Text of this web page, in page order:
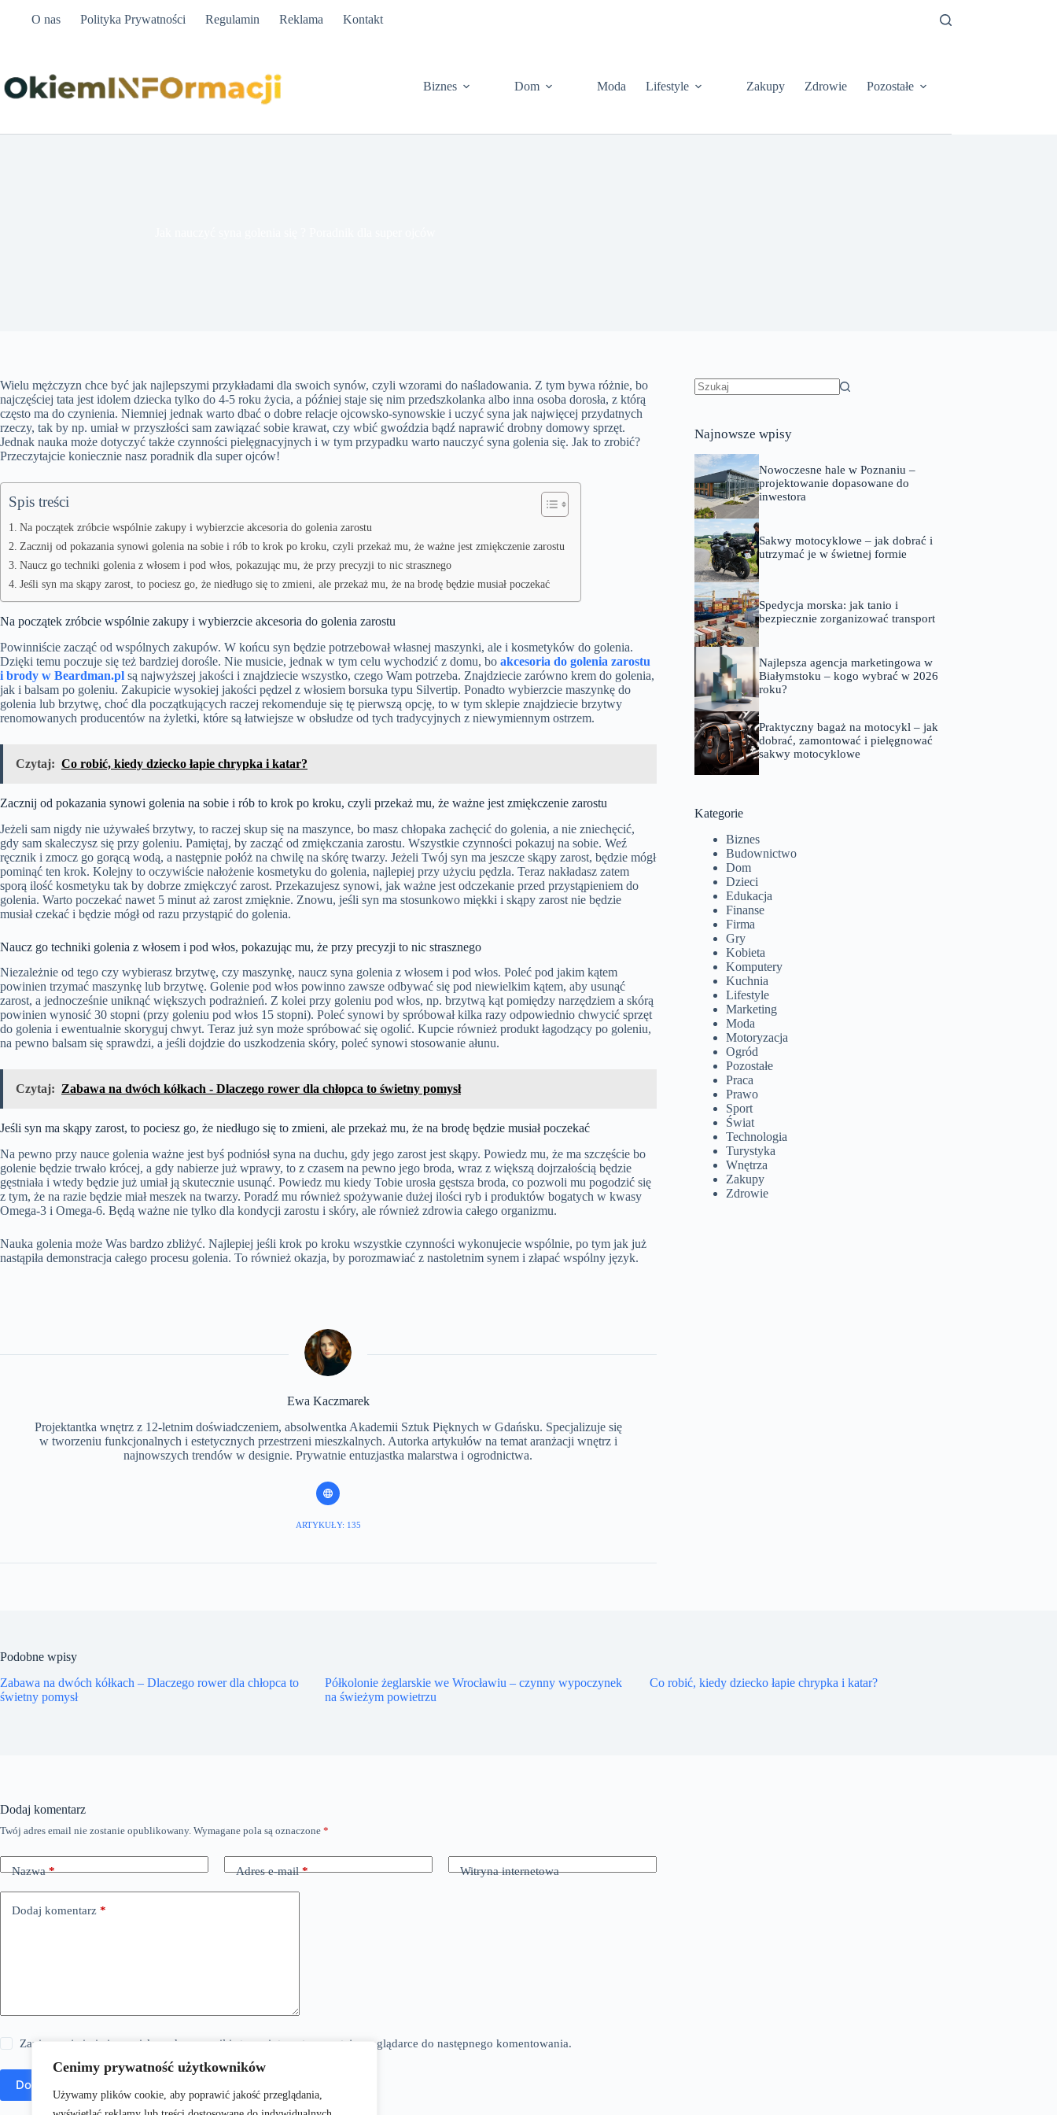
Cenimy prywatność użytkowników
Używamy plików cookie, aby poprawić jakość przeglądania,
O nas Polityka Prywatności Regulamin Reklama Kontakt
Biznes Dom Moda Lifestyle Zakupy Zdrowie Pozostałe
Wielu mężczyzn chce być jak najlepszymi przykładami dla swoich synów, czyli wzorami do naśladowania. Z tym bywa różnie, bo
najczęściej tata jest idolem dziecka tylko do 4-5 roku życia, a później staje się nim przedszkolanka albo inna osoba dorosła, z którą
często ma do czynienia. Niemniej jednak warto dbać o dobre relacje ojcowsko-synowskie i uczyć syna jak najwięcej przydatnych
rzeczy, tak by np. umiał w przyszłości sam zawiązać sobie krawat, czy wbić gwoździa bądź naprawić drobny domowy sprzęt.
Jednak nauka może dotyczyć także czynności pielęgnacyjnych i w tym przypadku warto nauczyć syna golenia się. Jak to zrobić?
Przeczytajcie koniecznie nasz poradnik dla super ojców!
Spis treści
Na początek zróbcie wspólnie zakupy i wybierzcie akcesoria do golenia zarostu
Zacznij od pokazania synowi golenia na sobie i rób to krok po kroku, czyli przekaż mu, że ważne jest zmiękczenie zarostu
Naucz go techniki golenia z włosem i pod włos, pokazując mu, że przy precyzji to nic strasznego
Jeśli syn ma skąpy zarost, to pociesz go, że niedługo się to zmieni, ale przekaż mu, że na brodę będzie musiał poczekać
Na początek zróbcie wspólnie zakupy i wybierzcie akcesoria do golenia zarostu
Powinniście zacząć od wspólnych zakupów. W końcu syn będzie potrzebował własnej maszynki, ale i kosmetyków do golenia.
Dzięki temu poczuje się też bardziej dorośle. Nie musicie, jednak w tym celu wychodzić z domu, bo akcesoria do golenia zarostu
i brody w Beardman.pl są najwyższej jakości i znajdziecie wszystko, czego Wam potrzeba. Znajdziecie zarówno krem do golenia,
jak i balsam po goleniu. Zakupicie wysokiej jakości pędzel z włosiem borsuka typu Silvertip. Ponadto wybierzcie maszynkę do
golenia lub brzytwę, choć dla początkujących raczej rekomenduje się tę pierwszą opcję, to w tym sklepie znajdziecie brzytwy
renomowanych producentów na żyletki, które są łatwiejsze w obsłudze od tych tradycyjnych z niewymiennym ostrzem.
Czytaj: Co robić, kiedy dziecko łapie chrypka i katar?
Zacznij od pokazania synowi golenia na sobie i rób to krok po kroku, czyli przekaż mu, że ważne jest zmiękczenie zarostu
Jeżeli sam nigdy nie używałeś brzytwy, to raczej skup się na maszynce, bo masz chłopaka zachęcić do golenia, a nie zniechęcić,
gdy sam skaleczysz się przy goleniu. Pamiętaj, by zacząć od zmiękczania zarostu. Wszystkie czynności pokazuj na sobie. Weź
ręcznik i zmocz go gorącą wodą, a następnie połóż na chwilę na skórę twarzy. Jeżeli Twój syn ma jeszcze skąpy zarost, będzie mógł
pominąć ten krok. Kolejny to oczywiście nałożenie kosmetyku do golenia, najlepiej przy użyciu pędzla. Teraz nakładasz zatem
sporą ilość kosmetyku tak by dobrze zmiękczyć zarost. Przekazujesz synowi, jak ważne jest odczekanie przed przystąpieniem do
golenia. Warto poczekać nawet 5 minut aż zarost zmięknie. Znowu, jeśli syn ma stosunkowo miękki i skąpy zarost nie będzie
musiał czekać i będzie mógł od razu przystąpić do golenia.
Naucz go techniki golenia z włosem i pod włos, pokazując mu, że przy precyzji to nic strasznego
Niezależnie od tego czy wybierasz brzytwę, czy maszynkę, naucz syna golenia z włosem i pod włos. Poleć pod jakim kątem
powinien trzymać maszynkę lub brzytwę. Golenie pod włos powinno zawsze odbywać się pod niewielkim kątem, aby usunąć
zarost, a jednocześnie uniknąć większych podrażnień. Z kolei przy goleniu pod włos, np. brzytwą kąt pomiędzy narzędziem a skórą
powinien wynosić 30 stopni (przy goleniu pod włos 15 stopni). Poleć synowi by spróbował kilka razy odpowiednio chwycić sprzęt
do golenia i ewentualnie skoryguj chwyt. Teraz już syn może spróbować się ogolić. Kupcie również produkt łagodzący po goleniu,
na pewno balsam się sprawdzi, a jeśli dojdzie do uszkodzenia skóry, poleć synowi stosowanie ałunu.
Czytaj: Zabawa na dwóch kółkach - Dlaczego rower dla chłopca to świetny pomysł
Jeśli syn ma skąpy zarost, to pociesz go, że niedługo się to zmieni, ale przekaż mu, że na brodę będzie musiał poczekać
Na pewno przy nauce golenia ważne jest byś podniósł syna na duchu, gdy jego zarost jest skąpy. Powiedz mu, że ma szczęście bo
golenie będzie trwało krócej, a gdy nabierze już wprawy, to z czasem na pewno jego broda, wraz z większą dojrzałością będzie
gęstniała i wtedy będzie już umiał ją skutecznie usunąć. Powiedz mu kiedy Tobie urosła gęstsza broda, co pozwoli mu pogodzić się
z tym, że na razie będzie miał meszek na twarzy. Poradź mu również spożywanie dużej ilości ryb i produktów bogatych w kwasy
Omega-3 i Omega-6. Będą ważne nie tylko dla kondycji zarostu i skóry, ale również zdrowia całego organizmu.
Nauka golenia może Was bardzo zbliżyć. Najlepiej jeśli krok po kroku wszystkie czynności wykonujecie wspólnie, po tym jak już
nastąpiła demonstracja całego procesu golenia. To również okazja, by porozmawiać z nastoletnim synem i złapać wspólny język.
​Ewa Kaczmarek
Projektantka wnętrz z 12-letnim doświadczeniem, absolwentka Akademii Sztuk Pięknych w Gdańsku. Specjalizuje się
w tworzeniu funkcjonalnych i estetycznych przestrzeni mieszkalnych. Autorka artykułów na temat aranżacji wnętrz i
najnowszych trendów w designie. Prywatnie entuzjastka malarstwa i ogrodnictwa.​
ARTYKUŁY: 135
Najnowsze wpisy
Nowoczesne hale w Poznaniu –
projektowanie dopasowane do
inwestora
Sakwy motocyklowe – jak dobrać i
utrzymać je w świetnej formie
Spedycja morska: jak tanio i
bezpiecznie zorganizować transport
Najlepsza agencja marketingowa w
Białymstoku – kogo wybrać w 2026
roku?
Praktyczny bagaż na motocykl – jak
dobrać, zamontować i pielęgnować
sakwy motocyklowe
Kategorie
Biznes
Budownictwo
Dom
Dzieci
Edukacja
Finanse
Firma
Gry
Kobieta
Komputery
Kuchnia
Lifestyle
Marketing
Moda
Motoryzacja
Ogród
Pozostałe
Praca
Prawo
Sport
Świat
Technologia
Turystyka
Wnętrza
Zakupy
Zdrowie
Podobne wpisy
Zabawa na dwóch kółkach – Dlaczego rower dla chłopca to
świetny pomysł
Półkolonie żeglarskie we Wrocławiu – czynny wypoczynek
na świeżym powietrzu
Co robić, kiedy dziecko łapie chrypka i katar?
Dodaj komentarz
Twój adres email nie zostanie opublikowany. Wymagane pola są oznaczone *
Nazwa* Adres e-mail* Witryna internetowa
Dodaj komentarz *
Zapisz moje imię i nazwisko, adres e-mail i stronę internetową w tej przeglądarce do następnego komentowania.
Dodaj komentarz